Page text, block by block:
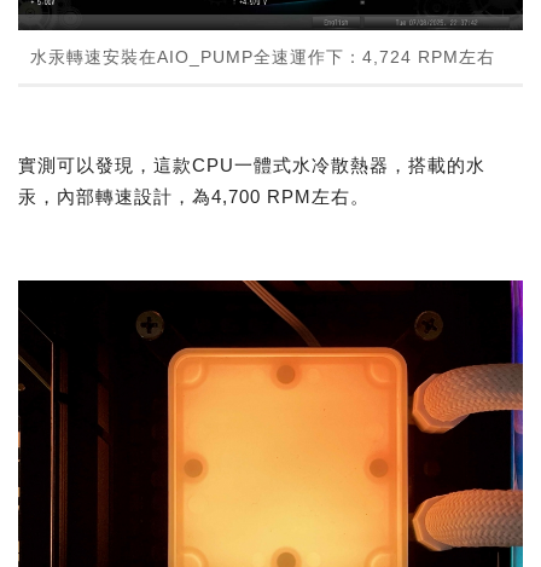
水汞轉速安裝在AIO_PUMP全速運作下：4,724 RPM左右
實測可以發現，這款CPU一體式水冷散熱器，搭載的水
汞，內部轉速設計，為4,700 RPM左右。